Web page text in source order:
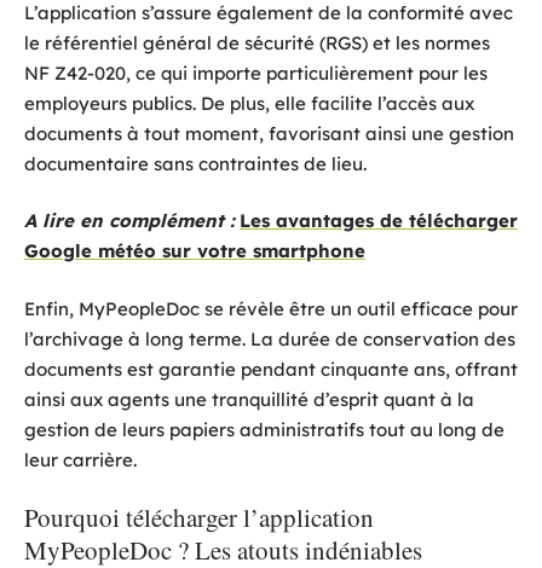
L’application s’assure également de la conformité avec
le référentiel général de sécurité (RGS) et les normes
NF Z42-020, ce qui importe particulièrement pour les
employeurs publics. De plus, elle facilite l’accès aux
documents à tout moment, favorisant ainsi une gestion
documentaire sans contraintes de lieu.
A lire en complément : Les avantages de télécharger
Google météo sur votre smartphone
Enfin, MyPeopleDoc se révèle être un outil efficace pour
l’archivage à long terme. La durée de conservation des
documents est garantie pendant cinquante ans, offrant
ainsi aux agents une tranquillité d’esprit quant à la
gestion de leurs papiers administratifs tout au long de
leur carrière.
Pourquoi télécharger l’application
MyPeopleDoc ? Les atouts indéniables